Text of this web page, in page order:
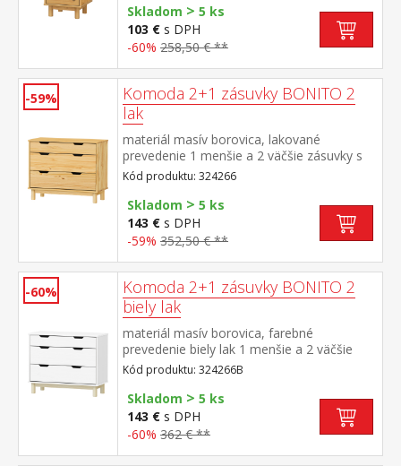
Skladom > 5 ks
103 € s DPH
-60% 258,50 € **
-59%
Komoda 2+1 zásuvky BONITO 2
lak
materiál masív borovica, lakované
prevedenie 1 menšie a 2 väčšie zásuvky s
kovovými pojazdmi
Kód produktu: 324266
Skladom > 5 ks
143 € s DPH
-59% 352,50 € **
-60%
Komoda 2+1 zásuvky BONITO 2
biely lak
materiál masív borovica, farebné
prevedenie biely lak 1 menšie a 2 väčšie
zásuvky s kovovými pojazdmi
Kód produktu: 324266B
Skladom > 5 ks
143 € s DPH
-60% 362 € **